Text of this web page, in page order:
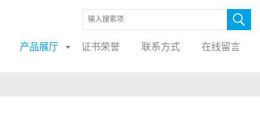
产品展厅 证书荣誉 联系方式 在线留言